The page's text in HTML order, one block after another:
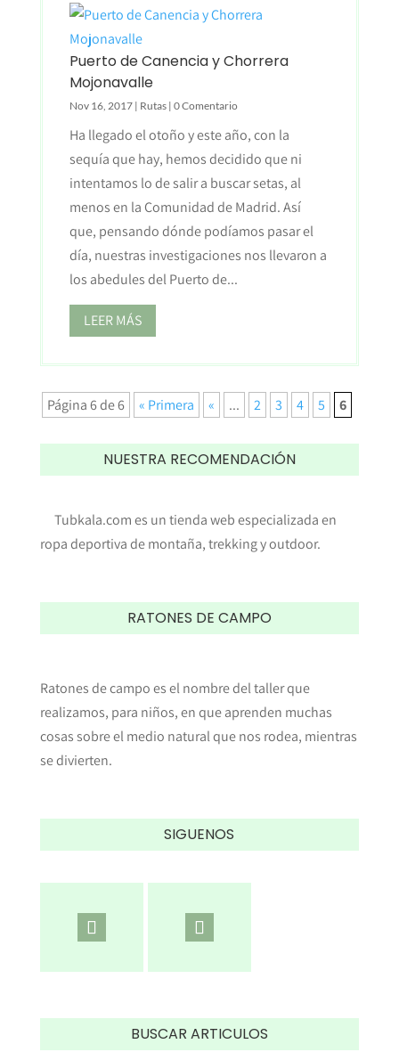
Puerto de Canencia y Chorrera
Mojonavalle
Nov 16, 2017| Rutas| 0 Comentario
Ha llegado el otoño y este año, con la
sequía que hay, hemos decidido que ni
intentamos lo de salir a buscar setas, al
menos en la Comunidad de Madrid. Así
que, pensando dónde podíamos pasar el
día, nuestras investigaciones nos llevaron a
los abedules del Puerto de...
LEER MÁS
Página 6 de 6 « Primera « ... 2 3 4 5 6
NUESTRA RECOMENDACIÓN
Tubkala.com es un tienda web especializada en
ropa deportiva de montaña, trekking y outdoor.
RATONES DE CAMPO
Ratones de campo es el nombre del taller que
realizamos, para niños, en que aprenden muchas
cosas sobre el medio natural que nos rodea, mientras
se divierten.
SIGUENOS
BUSCAR ARTICULOS